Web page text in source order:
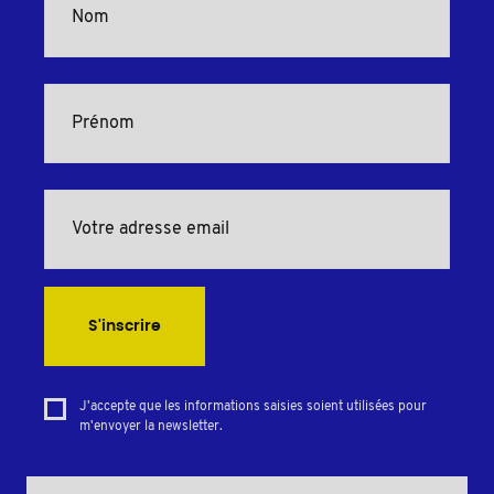
S'inscrire
J'accepte que les informations saisies soient utilisées pour
m'envoyer la newsletter.